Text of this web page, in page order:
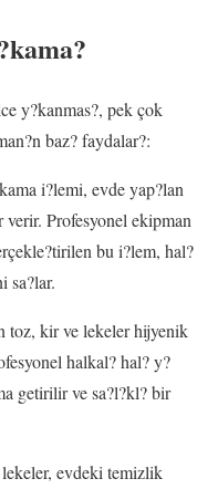
y?kanmas?, pek çok
baz? faydalar?:
i?lemi, evde yap?lan
Profesyonel ekipman
bu i?lem, hal?
sa?lar.
toz, kir ve lekeler hijyenik
halkal? hal? y?
getirilir ve sa?l?kl? bir
evdeki temizlik